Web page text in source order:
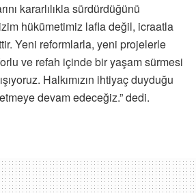
kararlılıkla sürdürdüğünü
hükümetimiz lafla değil, icraatla
Yeni reformlarla, yeni projelerle
ve refah içinde bir yaşam sürmesi
Halkımızın ihtiyaç duyduğu
devam edeceğiz.” dedi.